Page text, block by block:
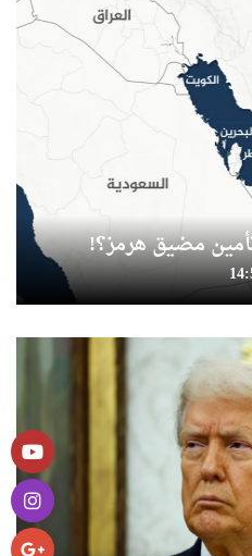
مضيق هرمز؟!